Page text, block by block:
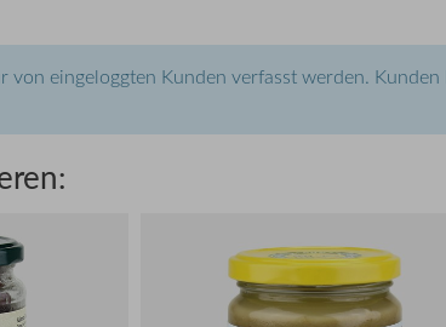
eingeloggten Kunden verfasst werden.